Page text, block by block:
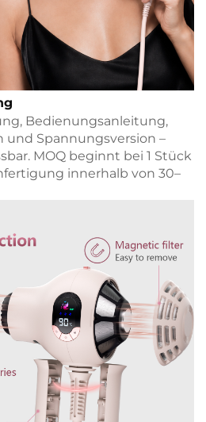
Bedienungsanleitung,
Spannungsversion –
MOQ beginnt bei 1 Stück
innerhalb von 30–